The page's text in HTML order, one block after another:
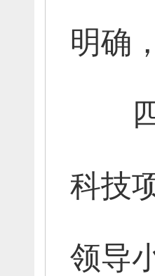
明确
四
科技
领导